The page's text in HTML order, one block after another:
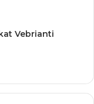
Vebrianti